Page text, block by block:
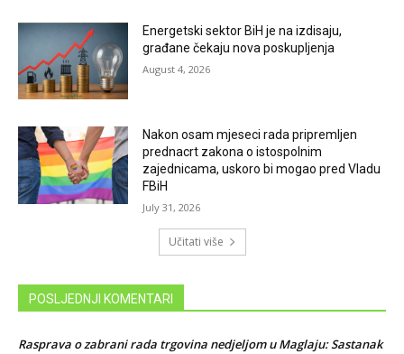
Energetski sektor BiH je na izdisaju,
građane čekaju nova poskupljenja
August 4, 2026
Nakon osam mjeseci rada pripremljen
prednacrt zakona o istospolnim
zajednicama, uskoro bi mogao pred Vladu
FBiH
July 31, 2026
Učitati više
POSLJEDNJI KOMENTARI
Rasprava o zabrani rada trgovina nedjeljom u Maglaju: Sastanak